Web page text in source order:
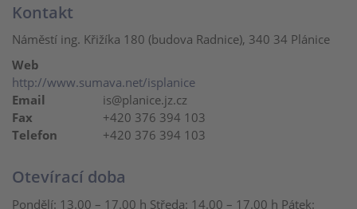
Kontakt
Náměstí ing. Křižíka 180 (budova Radnice), 340 34 Plánice
Web
http://www.sumava.net/isplanice
Email
is@planice.jz.cz
Fax
+420 376 394 103
Telefon
+420 376 394 103
Otevírací doba
Pondělí: 13.00 – 17.00 h Středa: 14.00 – 17.00 h Pátek: